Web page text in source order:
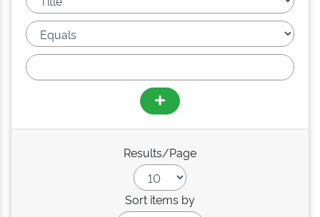
Results/Page
Sort items by